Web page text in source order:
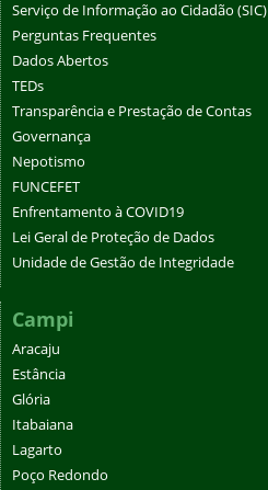
Serviço de Informação ao Cidadão (SIC)
Perguntas Frequentes
Dados Abertos
TEDs
Transparência e Prestação de Contas
Governança
Nepotismo
FUNCEFET
Enfrentamento à COVID19
Lei Geral de Proteção de Dados
Unidade de Gestão de Integridade
Campi
Aracaju
Estância
Glória
Itabaiana
Lagarto
Poço Redondo